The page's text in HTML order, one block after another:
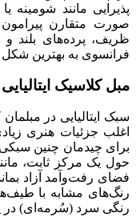
پذیرایی مانند شومینه
صورت متقارن
ظریف، پرده‌های بلند
فرانسوی به بهترین
مبل کلاسیک ایتالیایی
سبک ایتالیایی در
اغلب جزئیات هنری
برای چیدمان چنین
حول یک مرکز ثابت،
فضای رفت‌وآمد آزاد
رنگ‌های مشابه با
رنگی سرد (سُرمه‌ای) در